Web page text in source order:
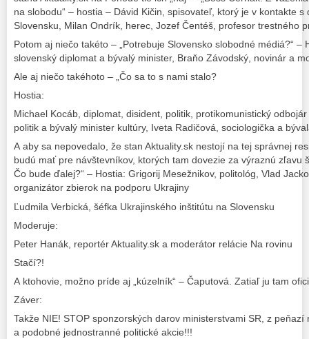
na slobodu“ – hostia – Dávid Kičin, spisovateľ, ktorý je v kontakte
Slovensku, Milan Ondrík, herec, Jozef Čentéš, profesor trestného
Potom aj niečo takéto – „Potrebuje Slovensko slobodné médiá?“ –
slovenský diplomat a bývalý minister, Braňo Závodský, novinár a
Ale aj niečo takéhoto – „Čo sa to s nami stalo?
Hostia:
Michael Kocáb, diplomat, disident, politik, protikomunistický
politik a bývalý minister kultúry, Iveta Radičová, sociologička a
A aby sa nepovedalo, že stan Aktuality.sk nestojí na tej správnej
budú mať pre návštevníkov, ktorých tam dovezie za výraznú zľavu
Čo bude ďalej?“ – Hostia: Grigorij Mesežnikov, politológ, Vlad
organizátor zbierok na podporu Ukrajiny
Ľudmila Verbická, šéfka Ukrajinského inštitútu na Slovensku
Moderuje:
Peter Hanák, reportér Aktuality.sk a moderátor relácie Na rovinu
Stačí?!
A ktohovie, možno príde aj „kúzelník“ – Čaputová. Zatiaľ ju tam
Záver:
Takže NIE! STOP sponzorských darov ministerstvami SR, z peňazí
a podobné jednostranné politické akcie!!!